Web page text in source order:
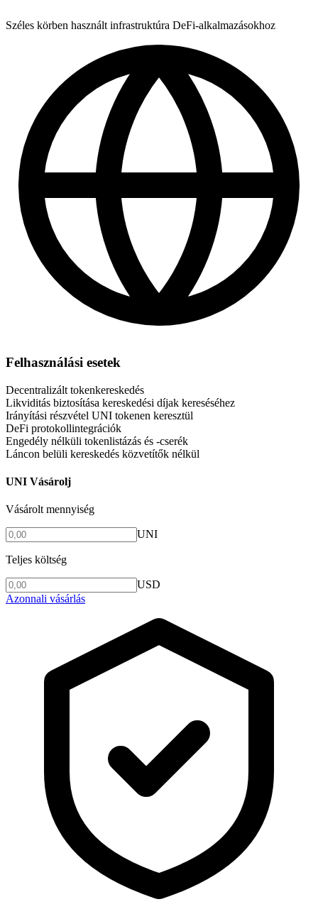
Széles körben használt infrastruktúra DeFi-alkalmazásokhoz
Felhasználási esetek
Decentralizált tokenkereskedés
Likviditás biztosítása kereskedési díjak kereséséhez
Irányítási részvétel UNI tokenen keresztül
DeFi protokollintegrációk
Engedély nélküli tokenlistázás és -cserék
Láncon belüli kereskedés közvetítők nélkül
UNI Vásárolj
Vásárolt mennyiség
UNI
Teljes költség
USD
Azonnali vásárlás